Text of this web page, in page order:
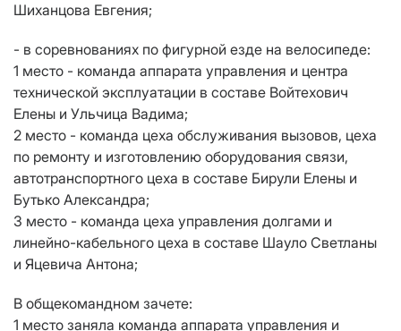
Шиханцова Евгения;
- в соревнованиях по фигурной езде на велосипеде:
1 место - команда аппарата управления и центра
технической эксплуатации в составе Войтехович
Елены и Ульчица Вадима;
2 место - команда цеха обслуживания вызовов, цеха
по ремонту и изготовлению оборудования связи,
автотранспортного цеха в составе Бирули Елены и
Бутько Александра;
3 место - команда цеха управления долгами и
линейно-кабельного цеха в составе Шауло Светланы
и Яцевича Антона;
В общекомандном зачете:
1 место заняла команда аппарата управления и